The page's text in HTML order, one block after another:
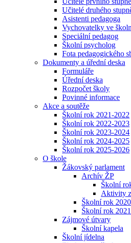
Učitelé druhého
Asistenti pedagoga
Vychovatelky ve
Speciální pedagog
Školní psycholog
Fota pedagogického
Dokumenty a úřední deska
Formuláře
Úřední deska
Rozpočet školy
Povinné informace
Akce a soutěže
Školní rok 2021-2022
Školní rok 2022-2023
Školní rok 2023-2024
Školní rok 2024-2025
Školní rok 2025-2026
O škole
Žákovský parlament
Archív ŽP
Školní
Aktivity
Školní rok
Školní rok
Zájmové útvary
Školní kapela
Školní jídelna